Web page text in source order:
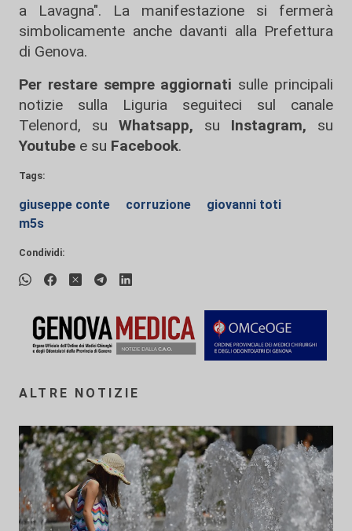
a Lavagna". La manifestazione si fermerà
simbolicamente anche davanti alla Prefettura
di Genova.
Per restare sempre aggiornati sulle principali
notizie sulla Liguria seguiteci sul canale
Telenord, su
Whatsapp, su Instagram, su
Youtube e su Facebook.
Tags:
giuseppe conte corruzione
giovanni toti
m5s
Condividi:
ALTRE NOTIZIE